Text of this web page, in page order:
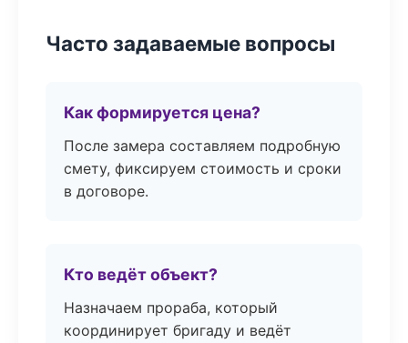
Часто задаваемые вопросы
Как формируется цена?
После замера составляем подробную
смету, фиксируем стоимость и сроки
в договоре.
Кто ведёт объект?
Назначаем прораба, который
координирует бригаду и ведёт